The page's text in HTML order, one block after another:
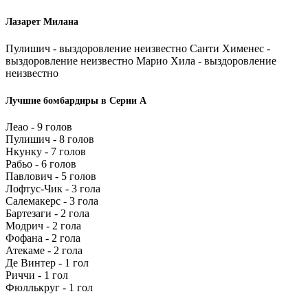
Лазарет Милана
Пулишич - выздоровление неизвестно Санти Хименес -
выздоровление неизвестно Марио Хила - выздоровление
неизвестно
Лучшие бомбардиры в Серии А
Леао - 9 голов
Пулишич - 8 голов
Нкунку - 7 голов
Рабьо - 6 голов
Павлович - 5 голов
Лофтус-Чик - 3 гола
Салемакерс - 3 гола
Бартезаги - 2 гола
Модрич - 2 гола
Фофана - 2 гола
Атекаме - 2 гола
Де Винтер - 1 гол
Риччи - 1 гол
Фюллькруг - 1 гол